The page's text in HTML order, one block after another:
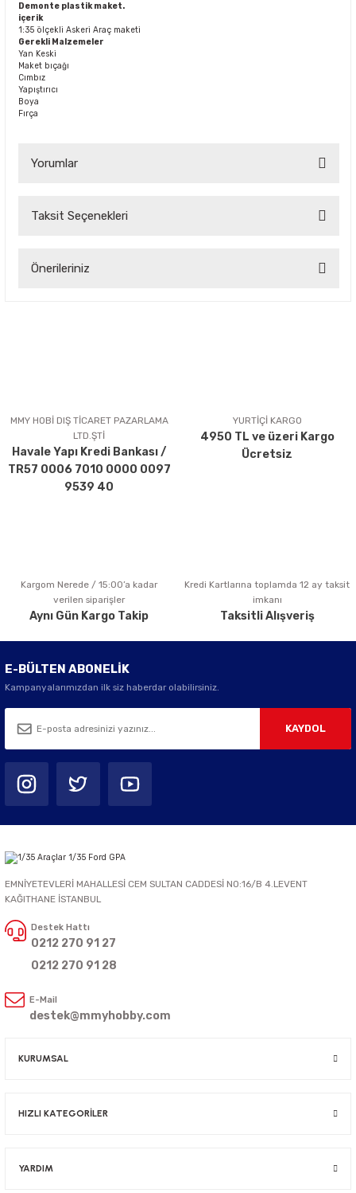
Demonte plastik maket.
içerik
1:35 ölçekli Askeri Araç maketi
Gerekli Malzemeler
Yan Keski
Maket bıçağı
Cımbız
Yapıştırıcı
Boya
Fırça
Yorumlar
Taksit Seçenekleri
Önerileriniz
Ürün açıklamasında eksik bilgiler bulunuyor.
Ürün bilgilerinde hatalar bulunuyor.
Ürün fiyatı diğer sitelerden daha pahalı.
Bu ürüne benzer farklı alternatifler olmalı.
Gönder
MMY HOBİ DIŞ TİCARET PAZARLAMA
LTD.ŞTİ
Havale Yapı Kredi Bankası /
TR57 0006 7010 0000 0097
9539 40
YURTİÇİ KARGO
4950 TL ve üzeri Kargo
Ücretsiz
Kargom Nerede / 15:00’a kadar
verilen siparişler
Aynı Gün Kargo Takip
Kredi Kartlarına toplamda 12 ay taksit
imkanı
Taksitli Alışveriş
E-BÜLTEN ABONELİK
Kampanyalarımızdan ilk siz haberdar olabilirsiniz.
KAYDOL
EMNİYETEVLERİ MAHALLESİ CEM SULTAN CADDESİ NO:16/B 4.LEVENT
KAĞITHANE İSTANBUL
Destek Hattı
0212 270 91 27
0212 270 91 28
E-Mail
destek@mmyhobby.com
KURUMSAL
HIZLI KATEGORİLER
YARDIM